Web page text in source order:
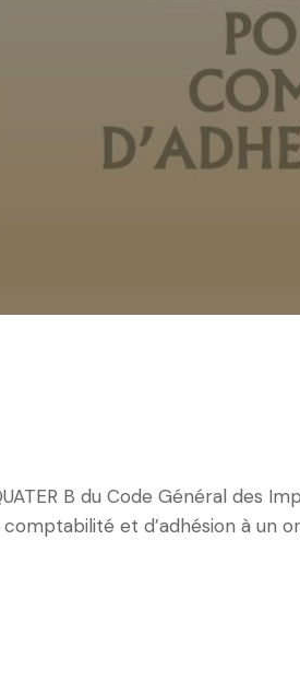
B du Code Général des
et d’adhésion à un